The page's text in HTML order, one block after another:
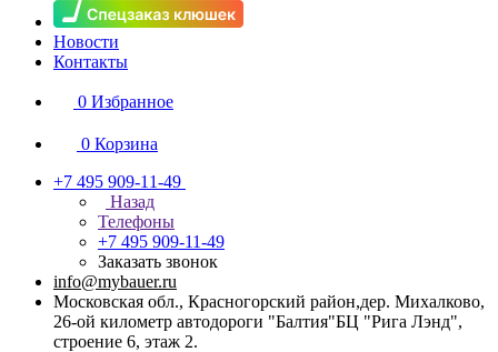
Новости
Контакты
0 Избранное
0 Корзина
+7 495 909-11-49
Назад
Телефоны
+7 495 909-11-49
Заказать звонок
info@mybauer.ru
Московская обл., Красногорский район,дер. Михалково,
26-ой километр автодороги "Балтия"БЦ "Рига Лэнд",
строение 6, этаж 2.